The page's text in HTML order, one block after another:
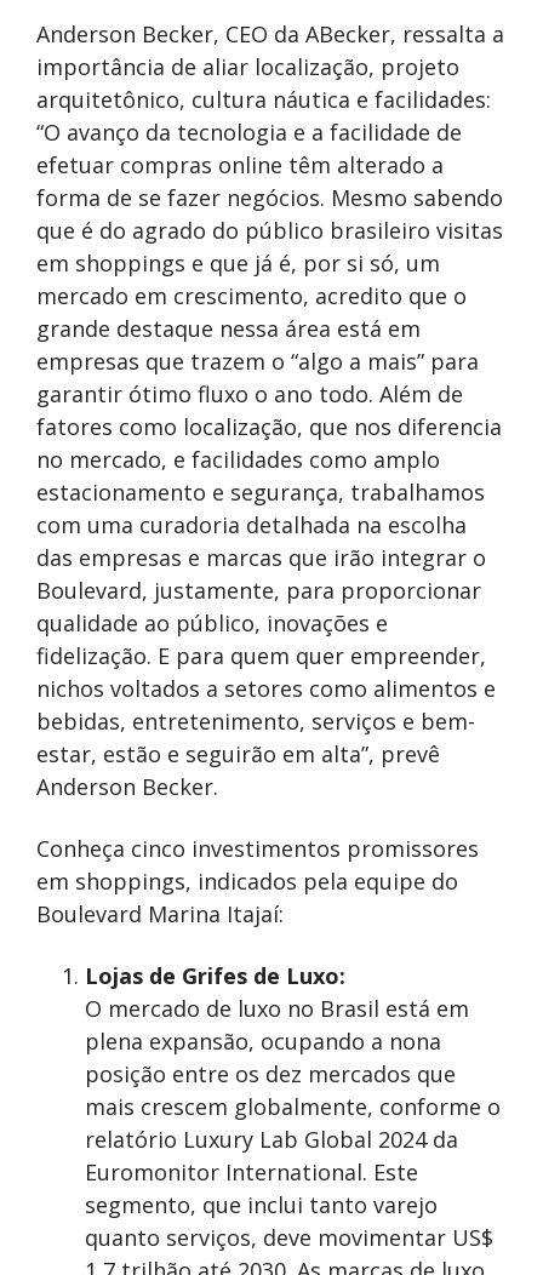
Anderson Becker, CEO da ABecker, ressalta a
importância de aliar localização, projeto
arquitetônico, cultura náutica e facilidades:
“O avanço da tecnologia e a facilidade de
efetuar compras online têm alterado a
forma de se fazer negócios. Mesmo sabendo
que é do agrado do público brasileiro visitas
em shoppings e que já é, por si só, um
mercado em crescimento, acredito que o
grande destaque nessa área está em
empresas que trazem o “algo a mais” para
garantir ótimo fluxo o ano todo. Além de
fatores como localização, que nos diferencia
no mercado, e facilidades como amplo
estacionamento e segurança, trabalhamos
com uma curadoria detalhada na escolha
das empresas e marcas que irão integrar o
Boulevard, justamente, para proporcionar
qualidade ao público, inovações e
fidelização. E para quem quer empreender,
nichos voltados a setores como alimentos e
bebidas, entretenimento, serviços e bem-
estar, estão e seguirão em alta”, prevê
Anderson Becker.
Conheça cinco investimentos promissores
em shoppings, indicados pela equipe do
Boulevard Marina Itajaí:
Lojas de Grifes de Luxo:
O mercado de luxo no Brasil está em
plena expansão, ocupando a nona
posição entre os dez mercados que
mais crescem globalmente, conforme o
relatório Luxury Lab Global 2024 da
Euromonitor International. Este
segmento, que inclui tanto varejo
quanto serviços, deve movimentar US$